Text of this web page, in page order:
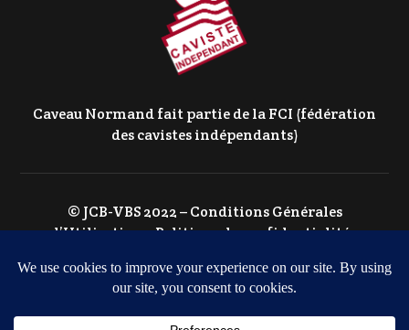
Caveau Normand fait partie de la FCI (fédération
des cavistes indépendants)
© JCB-VBS 2022 –Conditions Générales
d’Utilisation–Politique de confidentialité–